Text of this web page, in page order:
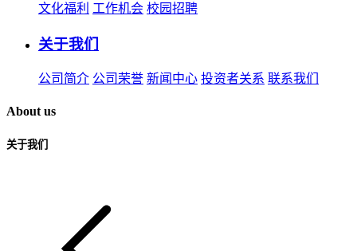
文化福利 工作机会 校园招聘
关于我们
公司简介 公司荣誉 新闻中心 投资者关系 联系我们
About us
关于我们